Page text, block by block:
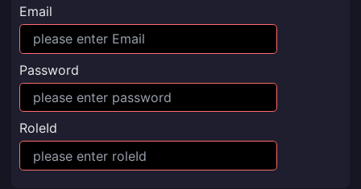
Email
Password
RoleId